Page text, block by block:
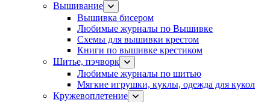
Вышивание
Вышивка бисером
Любимые журналы по Вышивке
Схемы для вышивки крестом
Книги по вышивке крестиком
Шитье, пэчворк
Любимые журналы по шитью
Мягкие игрушки, куклы, одежда для кукол
Кружевоплетение